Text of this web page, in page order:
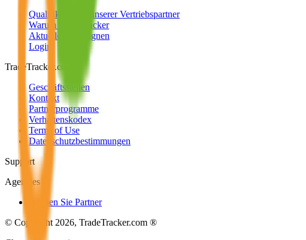
Qualifikationen unserer Vertriebspartner
Warum TradeTracker
Aktuelle Kampagnen
Login
TradeTracker.com
Geschäftsstellen
Kontakt
Partnerprogramme
Verhaltenskodex
Terms of Use
Datenschutzbestimmungen
Support
Agencies
Werden Sie Partner
© Copyright 2026, TradeTracker.com ®